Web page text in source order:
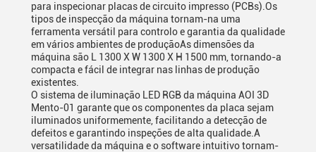
para inspecionar placas de circuito impresso (PCBs).Os
tipos de inspecção da máquina tornam-na uma
ferramenta versátil para controlo e garantia da qualidade
em vários ambientes de produçãoAs dimensões da
máquina são L 1300 X W 1300 X H 1500 mm, tornando-a
compacta e fácil de integrar nas linhas de produção
existentes.
O sistema de iluminação LED RGB da máquina AOI 3D
Mento-01 garante que os componentes da placa sejam
iluminados uniformemente, facilitando a detecção de
defeitos e garantindo inspeções de alta qualidade.A
versatilidade da máquina e o software intuitivo tornam-